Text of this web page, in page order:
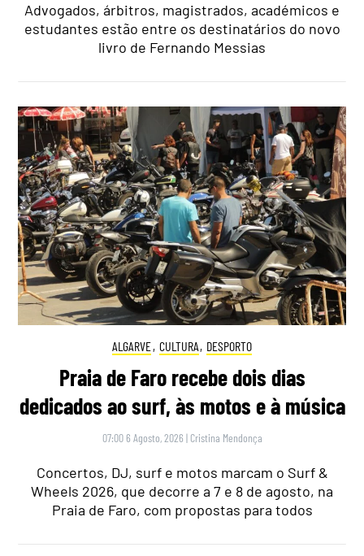
Advogados, árbitros, magistrados, académicos e
estudantes estão entre os destinatários do novo
livro de Fernando Messias
ALGARVE, CULTURA, DESPORTO
Praia de Faro recebe dois dias
dedicados ao surf, às motos e à música
07:00 6 Agosto, 2026 | Cristina Mendonça
Concertos, DJ, surf e motos marcam o Surf &
Wheels 2026, que decorre a 7 e 8 de agosto, na
Praia de Faro, com propostas para todos